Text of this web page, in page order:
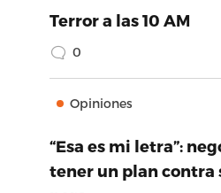
Terror a las 10 AM
0
Opiniones
“Esa es mi letra”:
tener un plan contra